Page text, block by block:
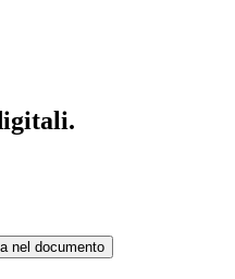
nel documento